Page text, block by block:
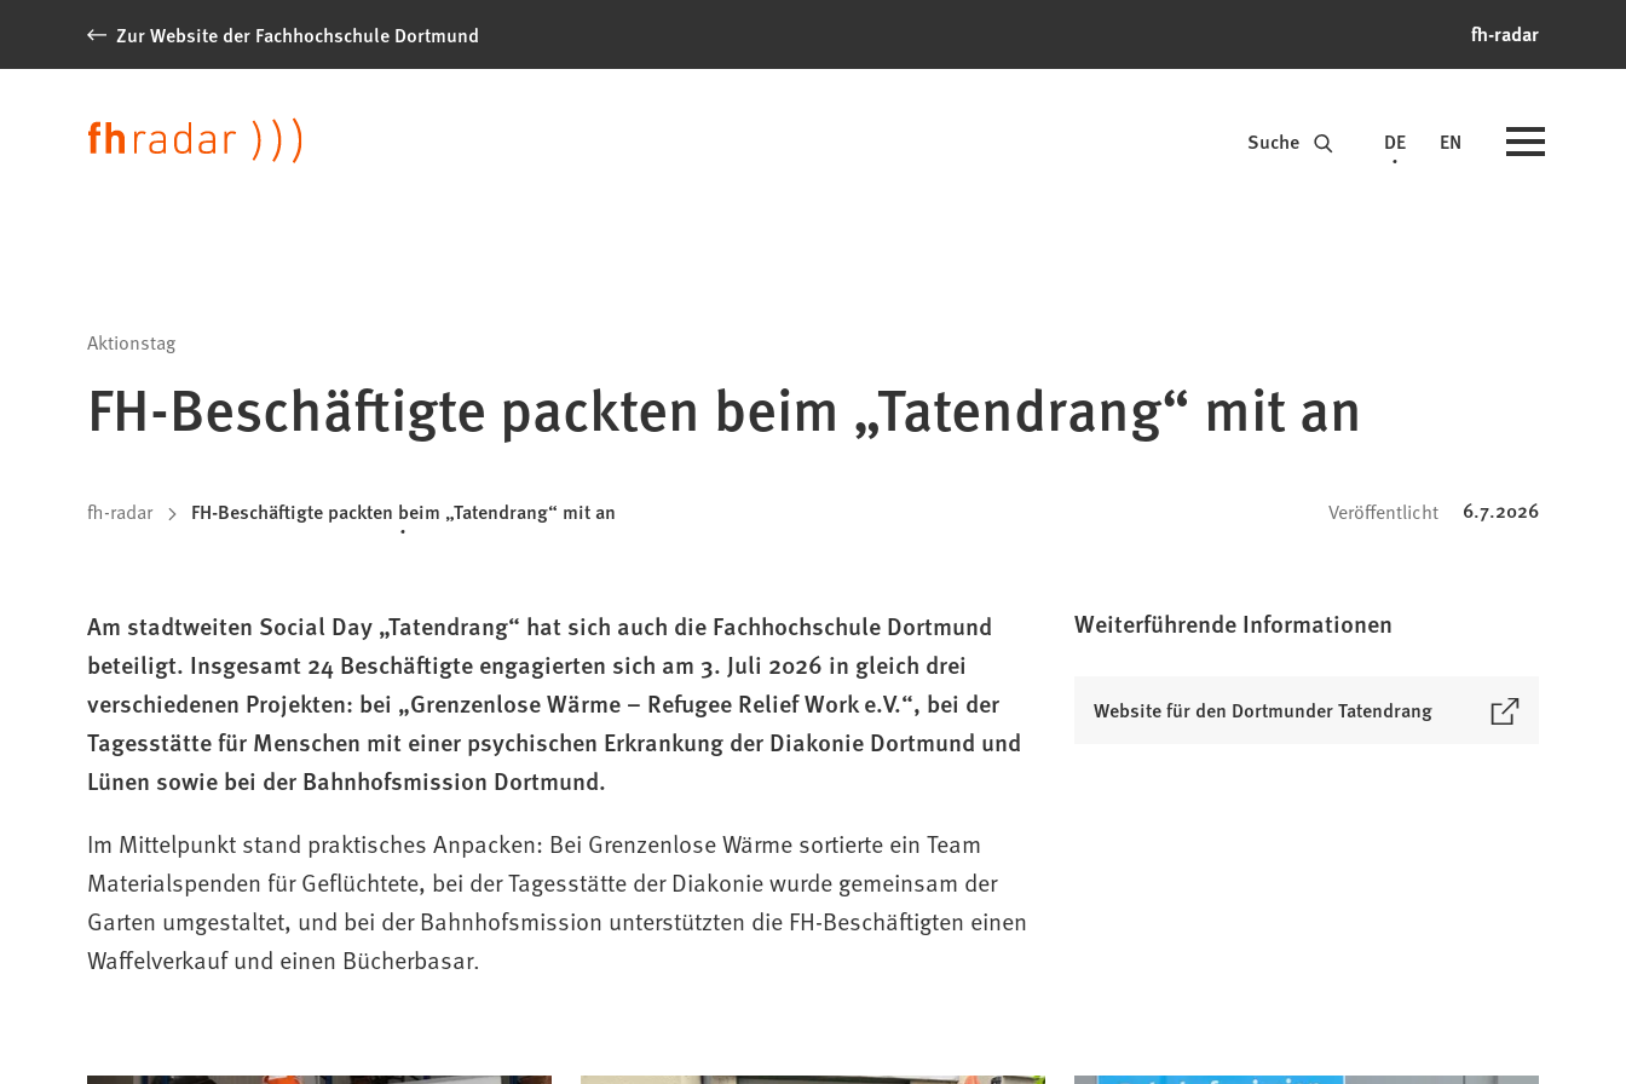
Inhalt anspringenZur Website der Fachhochschule Dortmund fh-radar
der
Suche
Sprache DE EN
Aktionstag
FH-Beschäftigte packten beim „Tatendrang“ mit an
Sie
sich
hier:
fh-radar FH-Beschäftigte packten beim „Tatendrang“ mit an Veröffentlicht 6.7.2026
Am stadtweiten Social Day „Tatendrang“ hat sich auch die Fachhochschule Dortmund
beteiligt. Insgesamt 24 Beschäftigte engagierten sich am 3. Juli 2026 in gleich drei
verschiedenen Projekten: bei „Grenzenlose Wärme – Refugee Relief Work e.V.“, bei der
Tagesstätte für Menschen mit einer psychischen Erkrankung der Diakonie Dortmund und
Lünen sowie bei der Bahnhofsmission Dortmund.
Im Mittelpunkt stand praktisches Anpacken: Bei Grenzenlose Wärme sortierte ein Team
Materialspenden für Geflüchtete, bei der Tagesstätte der Diakonie wurde gemeinsam der
Garten umgestaltet, und bei der Bahnhofsmission unterstützten die FH-Beschäftigten einen
Waffelverkauf und einen Bücherbasar.
Weiterführende Informationen
Website für den Dortmunder Tatendrang